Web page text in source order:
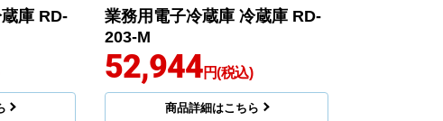
庫 RD-
業務用電子冷蔵庫 冷蔵庫 RD-
203-M
52,944円(税込)
商品詳細はこちら